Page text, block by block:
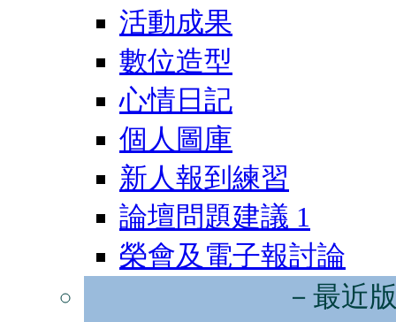
活動成果
數位造型
心情日記
個人圖庫
新人報到練習
論壇問題建議 1
榮會及電子報討論
－最近